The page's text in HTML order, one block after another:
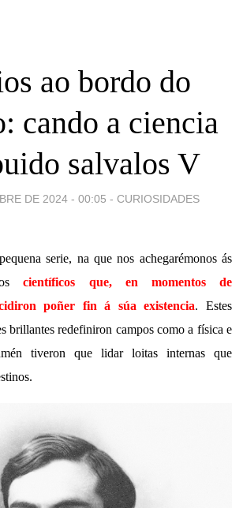
ao bordo do
cando a ciencia
salvalos V
DE 2024 - 00:05 - CURIOSIDADES
serie, na que nos achegarémonos ás
científicos que, en momentos de
poñer fin á súa existencia. Estes
brillantes redefiniron campos como a física e
tiveron que lidar loitas internas que